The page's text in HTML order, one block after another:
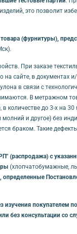
это позволит
(фурнитуры),
При заказе
сайте, в
в связи с
В метражном
до 3-х на
и другое) без
браком. Такие
(распродажа) с
(хлопчатобумажные,
покупателем
без консультации